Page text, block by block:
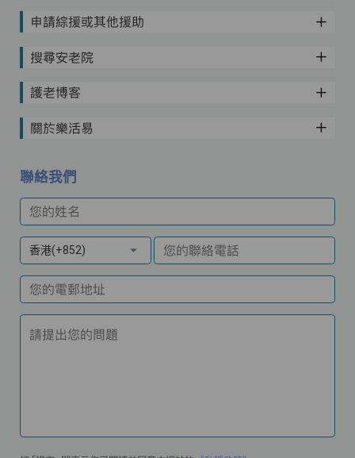
申請綜援或其他援助
搜尋安老院
護老博客
關於樂活易
聯絡我們
您的姓名
香港(+852) 您的聯絡電話
您的電郵地址
請提出您的問題